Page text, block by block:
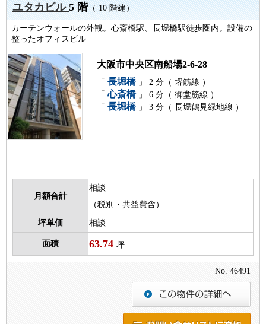
ユタカビル5 階（ 10 階建）
カーテンウォールの外観。心斎橋駅、長堀橋駅徒歩圏内。設備の
整ったオフィスビル
大阪市中央区南船場2-6-28
「 長堀橋 」 2 分（ 堺筋線 ）
「 心斎橋 」 6 分（ 御堂筋線 ）
「 長堀橋 」 3 分（ 長堀鶴見緑地線 ）
月額合計
相談
（税別・共益費含）
坪単価 相談
面積 63.74 坪
No. 46491